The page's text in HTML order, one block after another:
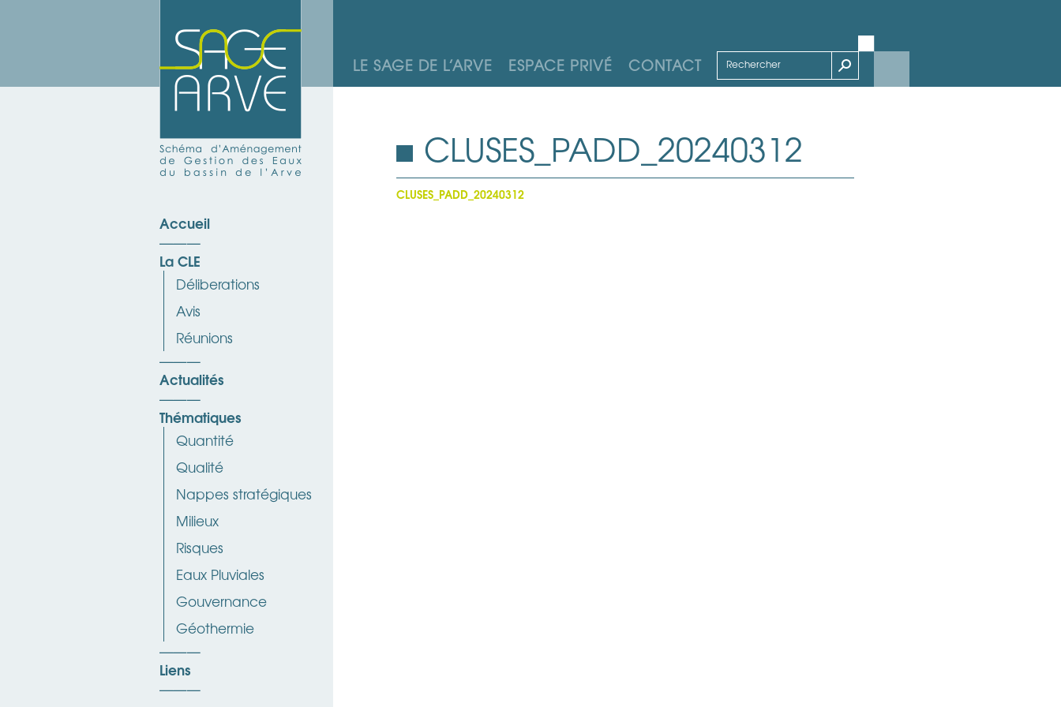
LE SAGE DE L’ARVE ESPACE PRIVÉ CONTACT
Accueil
La CLE
Déliberations
Avis
Réunions
Actualités
Thématiques
Quantité
Qualité
Nappes stratégiques
Milieux
Risques
Eaux Pluviales
Gouvernance
Géothermie
Liens
CLUSES_PADD_20240312
CLUSES_PADD_20240312